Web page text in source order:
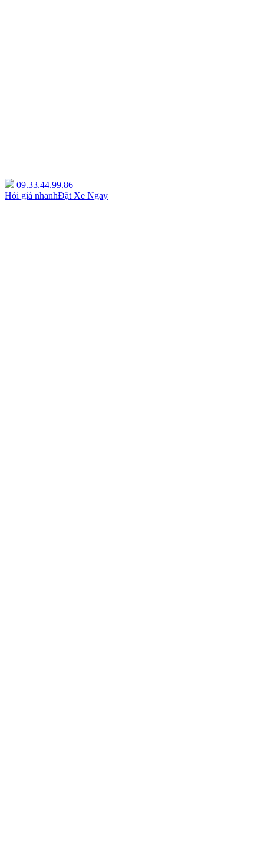
09.33.44.99.86
Hỏi giá nhanhĐặt Xe Ngay